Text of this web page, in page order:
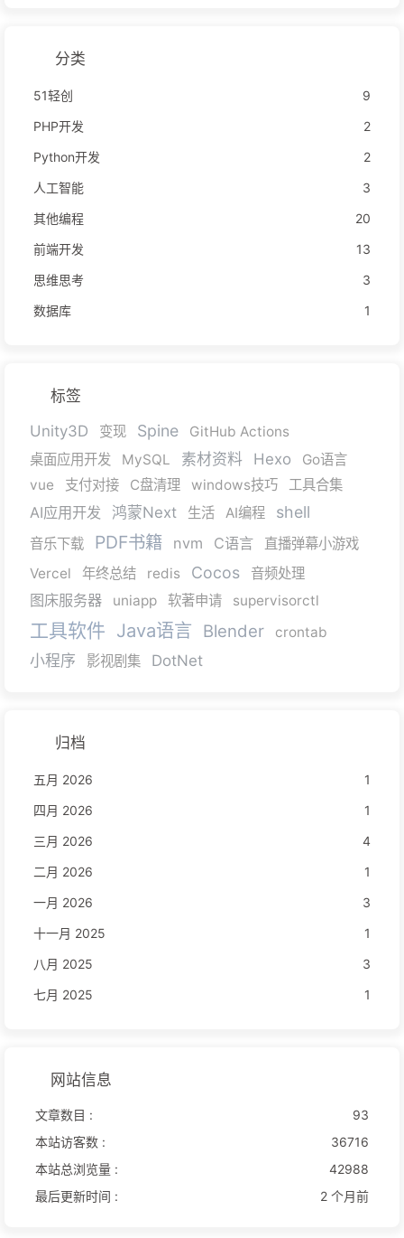
分类
51轻创
9
PHP开发
2
Python开发
2
人工智能
3
其他编程
20
前端开发
13
思维思考
3
数据库
1
标签
Unity3D
变现 Spine
GitHub Actions
桌面应用开发
MySQL 素材资料 Hexo
Go语言
vue
支付对接 C盘清理 windows技巧 工具合集
AI应用开发 鸿蒙Next 生活 AI编程 shell
音乐下载 PDF书籍 nvm C语言
直播弹幕小游戏
Vercel
年终总结 redis Cocos 音频处理
图床服务器 uniapp 软著申请 supervisorctl
工具软件 Java语言 Blender crontab
小程序 影视剧集 DotNet
归档
五月 2026
1
四月 2026
1
三月 2026
4
二月 2026
1
一月 2026
3
十一月 2025
1
八月 2025
3
七月 2025
1
网站信息
文章数目 :
93
本站访客数 :
36716
本站总浏览量 :
42988
最后更新时间 :
2 个月前